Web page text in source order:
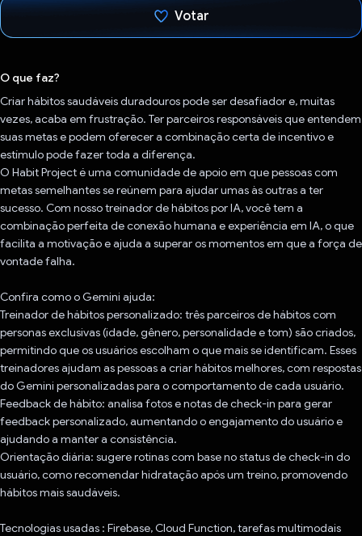
Votar
O que faz?
Criar hábitos saudáveis duradouros pode ser desafiador e, muitas
vezes, acaba em frustração. Ter parceiros responsáveis que entendem
suas metas e podem oferecer a combinação certa de incentivo e
estímulo pode fazer toda a diferença.
O Habit Project é uma comunidade de apoio em que pessoas com
metas semelhantes se reúnem para ajudar umas às outras a ter
sucesso. Com nosso treinador de hábitos por IA, você tem a
combinação perfeita de conexão humana e experiência em IA, o que
facilita a motivação e ajuda a superar os momentos em que a força de
vontade falha.
Confira como o Gemini ajuda:
Treinador de hábitos personalizado: três parceiros de hábitos com
personas exclusivas (idade, gênero, personalidade e tom) são criados,
permitindo que os usuários escolham o que mais se identificam. Esses
treinadores ajudam as pessoas a criar hábitos melhores, com respostas
do Gemini personalizadas para o comportamento de cada usuário.
Feedback de hábito: analisa fotos e notas de check-in para gerar
feedback personalizado, aumentando o engajamento do usuário e
ajudando a manter a consistência.
Orientação diária: sugere rotinas com base no status de check-in do
usuário, como recomendar hidratação após um treino, promovendo
hábitos mais saudáveis.
Tecnologias usadas : Firebase, Cloud Function, tarefas multimodais